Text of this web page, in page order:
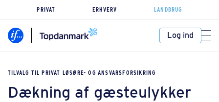
PRIVAT ERHVERV LANDBRUG
Log ind
TILVALG TIL PRIVAT LØSØRE- OG ANSVARSFORSIKRING
Dækning af gæsteulykker